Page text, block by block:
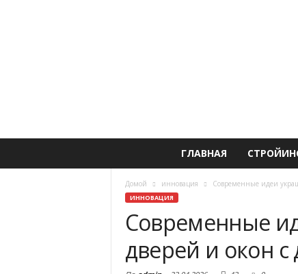
ГЛАВНАЯ
Домой инновация Современные идеи
ИННОВАЦИЯ
Современные
дверей и окон